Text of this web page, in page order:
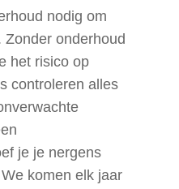
nodig om
onderhoud
het risico op
controleren alles
je je nergens
komen elk jaar